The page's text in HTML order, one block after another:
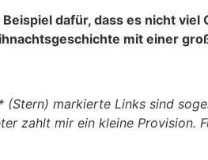
Beispiel dafür, dass es nicht
mit einer
(Stern) markierte Links sind
zahlt mir ein kleine Provision.